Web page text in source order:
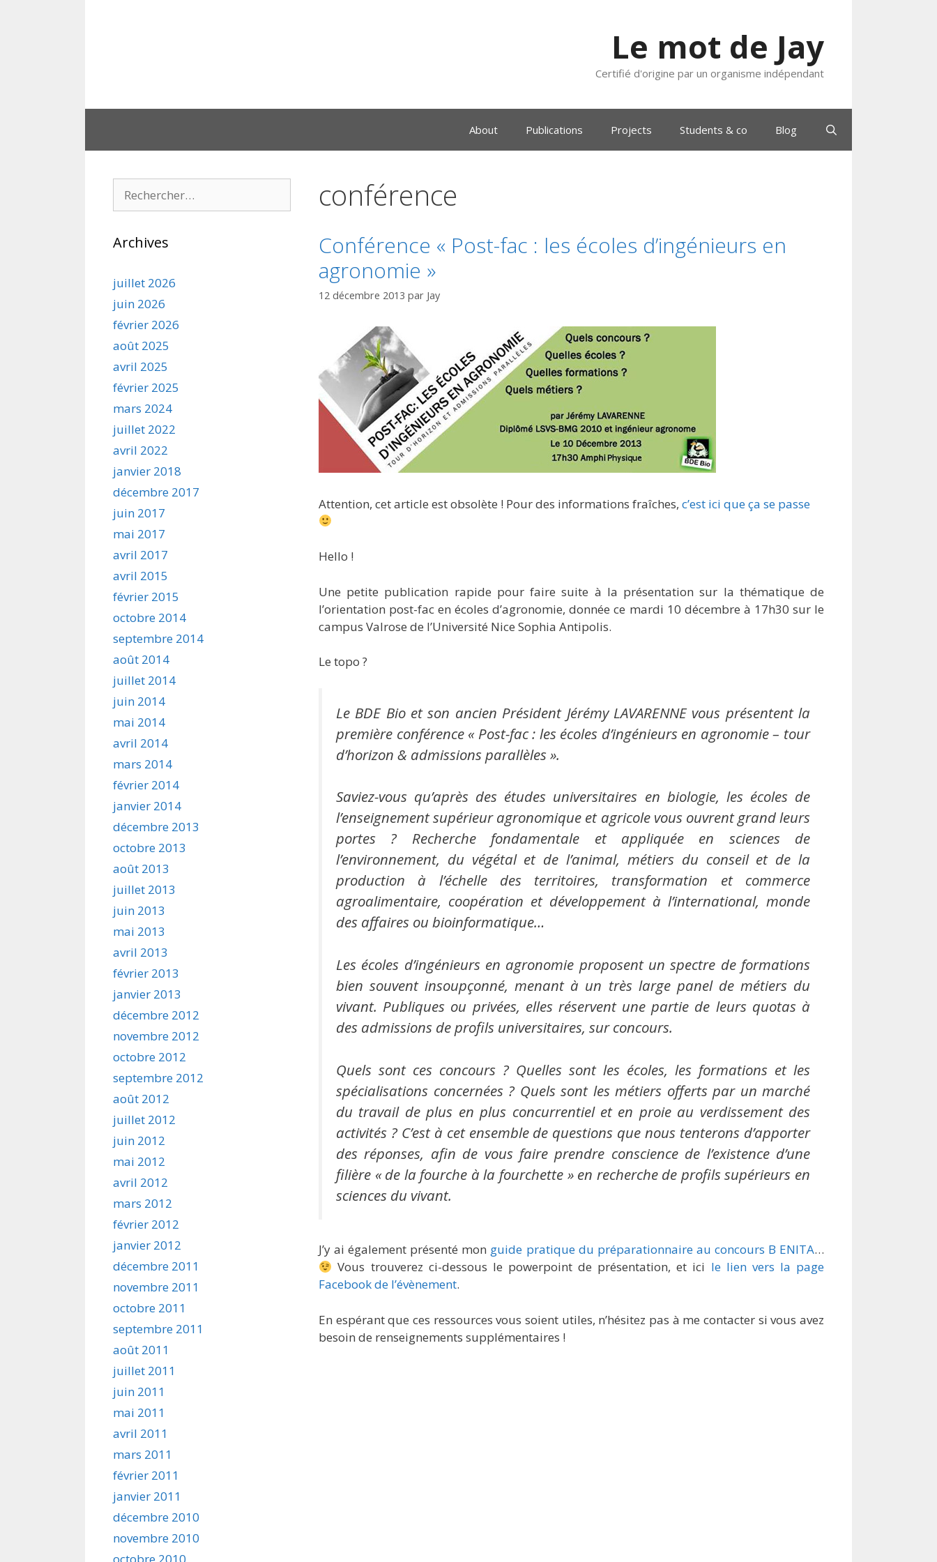
Le mot de Jay
Certifié d'origine par un organisme indépendant
About Publications Projects Students & co Blog
conférence
Conférence « Post-fac : les écoles d’ingénieurs en
agronomie »
12 décembre 2013 par Jay
Attention, cet article est obsolète ! Pour des informations fraîches, c’est ici que ça se passe
Hello !
Une petite publication rapide pour faire suite à la présentation sur la thématique de
l’orientation post-fac en écoles d’agronomie, donnée ce mardi 10 décembre à 17h30 sur le
campus Valrose de l’Université Nice Sophia Antipolis.
Le topo ?
Le BDE Bio et son ancien Président Jérémy LAVARENNE vous présentent la
première conférence « Post-fac : les écoles d’ingénieurs en agronomie – tour
d’horizon & admissions parallèles ».
Saviez-vous qu’après des études universitaires en biologie, les écoles de
l’enseignement supérieur agronomique et agricole vous ouvrent grand leurs
portes ? Recherche fondamentale et appliquée en sciences de
l’environnement, du végétal et de l’animal, métiers du conseil et de la
production à l’échelle des territoires, transformation et commerce
agroalimentaire, coopération et développement à l’international, monde
des affaires ou bioinformatique…
Les écoles d’ingénieurs en agronomie proposent un spectre de formations
bien souvent insoupçonné, menant à un très large panel de métiers du
vivant. Publiques ou privées, elles réservent une partie de leurs quotas à
des admissions de profils universitaires, sur concours.
Quels sont ces concours ? Quelles sont les écoles, les formations et les
spécialisations concernées ? Quels sont les métiers offerts par un marché
du travail de plus en plus concurrentiel et en proie au verdissement des
activités ? C’est à cet ensemble de questions que nous tenterons d’apporter
des réponses, afin de vous faire prendre conscience de l’existence d’une
filière « de la fourche à la fourchette » en recherche de profils supérieurs en
sciences du vivant.
J’y ai également présenté mon guide pratique du préparationnaire au concours B ENITA…
Vous trouverez ci-dessous le powerpoint de présentation, et ici le lien vers la page
Facebook de l’évènement.
En espérant que ces ressources vous soient utiles, n’hésitez pas à me contacter si vous avez
besoin de renseignements supplémentaires !
Archives
juillet 2026
juin 2026
février 2026
août 2025
avril 2025
février 2025
mars 2024
juillet 2022
avril 2022
janvier 2018
décembre 2017
juin 2017
mai 2017
avril 2017
avril 2015
février 2015
octobre 2014
septembre 2014
août 2014
juillet 2014
juin 2014
mai 2014
avril 2014
mars 2014
février 2014
janvier 2014
décembre 2013
octobre 2013
août 2013
juillet 2013
juin 2013
mai 2013
avril 2013
février 2013
janvier 2013
décembre 2012
novembre 2012
octobre 2012
septembre 2012
août 2012
juillet 2012
juin 2012
mai 2012
avril 2012
mars 2012
février 2012
janvier 2012
décembre 2011
novembre 2011
octobre 2011
septembre 2011
août 2011
juillet 2011
juin 2011
mai 2011
avril 2011
mars 2011
février 2011
janvier 2011
décembre 2010
novembre 2010